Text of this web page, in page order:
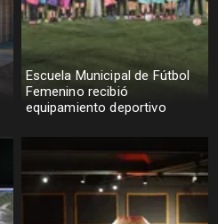
Escuela Municipal de Fútbol
Femenino recibió
equipamiento deportivo